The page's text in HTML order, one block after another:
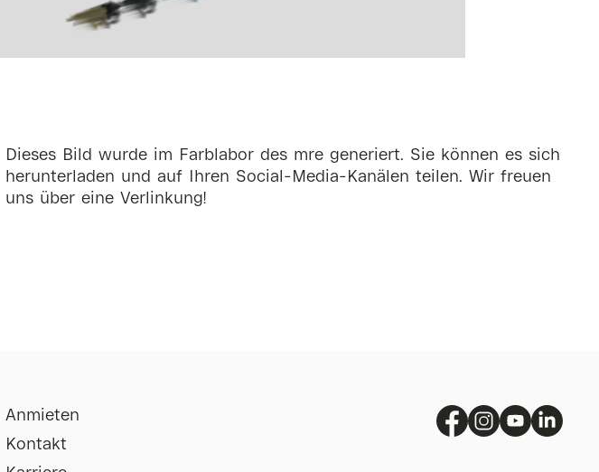
Dieses Bild wurde im Farblabor des mre generiert. Sie können es sich
herunterladen und auf Ihren Social-Media-Kanälen teilen. Wir freuen
uns über eine Verlinkung!
Anmieten
Kontakt